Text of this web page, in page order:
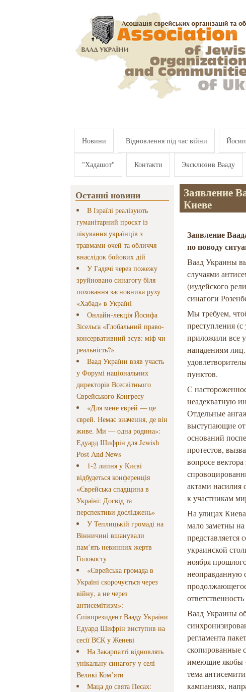
Новини Відновлення під час війни Йосип
"Хадашот" Контакти Эксклюзив Вааду
Останні новини
В Ізраїлі реалізують
гуманітарний проєкт із
лікування українців з
травмами очей та обличчя
внаслідок бойових дій
У Гадячі через пожежу
зруйновано синагогу біля
поховання засновника руху
«Хабад» в Україні
Онлайн-лекція Йосифа
Зісельса «Глобальний право-
консервативний зсув: міф чи
реальність?»
Ваад України взяв участь
у Форумі національних
директорів Всесвітнього
Єврейського Конгресу
«Для мене єврей — це
єврей. Немає значення, де він
живе. Ми — одна родина»:
Едуард Шифрін для Jewish
Post And News
1-2 липня у Києві
відбудеться конференція
«Єврейська спадщина в
Україні: Досвід та
перспективи досліджень»
У Теплицькій громаді на
Вінничині вшанували
пам’ять невинних жертв
Голокосту
«Єврейська громада в
Україні скорочується через
війну, а не через
антисемітизм»:
Співпрезидент Вааду України
Едуард Шифрін виступив на
сесії ВЄК у Женеві
На Закарпатті відновлять
унікальну синагогу у селі
Великі Ком’яти
Маца до свята Песах:
Заявление
Киеве
Заявление
по поводу
Ваад Украины
случаями
(иудейского
синагоги
Мы требуем,
преступления
приложили все
нападениям
пунктов.
С
неадекватную
Отдельные
выступающие
оснований
протестов,
вопросе
актами насилия
к участникам
На улицах
мало заметны
украинской
ноября
неоправданную
Ваад Украины
регламента
скопированные
имеющие якобы
тема
кампаниях,